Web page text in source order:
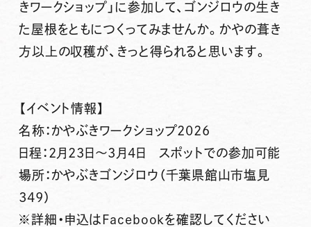
きワークショップ」に参加して、ゴンジロウの生き
た屋根をともにつくってみませんか。かやの葺き
方以上の収穫が、きっと得られると思います。
【イベント情報】
名称：かやぶきワークショップ2026
日程：2月23日～3月4日 スポットでの参加可能
場所：かやぶきゴンジロウ（千葉県館山市塩見
349）
※詳細・申込はFacebookを確認してください